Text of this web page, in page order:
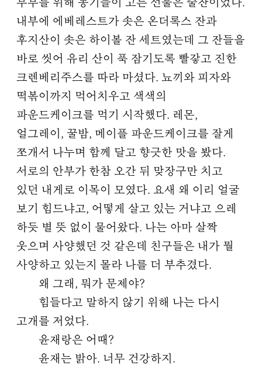
부부를 위해 동기들이 고른 선물은 술잔이었다.
내부에 에베레스트가 솟은 온더록스 잔과
후지산이 솟은 하이볼 잔 세트였는데 그 잔들을
바로 씻어 유리 산이 푹 잠기도록 빨갛고 진한
크렌베리주스를 따라 마셨다. 뇨끼와 피자와
떡볶이까지 먹어치우고 색색의
파운드케이크를 먹기 시작했다. 레몬,
얼그레이, 꿀밤, 메이플 파운드케이크를 잘게
쪼개서 나누며 함께 달고 향긋한 맛을 봤다.
서로의 안부가 한참 오간 뒤 맞장구만 치고
있던 내게로 이목이 모였다. 요새 왜 이리 얼굴
보기 힘드냐고, 어떻게 살고 있는 거냐고 으레
하듯 별 뜻 없이 물어왔다. 나는 아마 살짝
웃으며 사양했던 것 같은데 친구들은 내가 뭘
사양하고 있는지 몰라 나를 더 부추겼다.
왜 그래, 뭐가 문제야?
힘들다고 말하지 않기 위해 나는 다시
고개를 저었다.
윤재랑은 어때?
윤재는 밝아. 너무 건강하지.